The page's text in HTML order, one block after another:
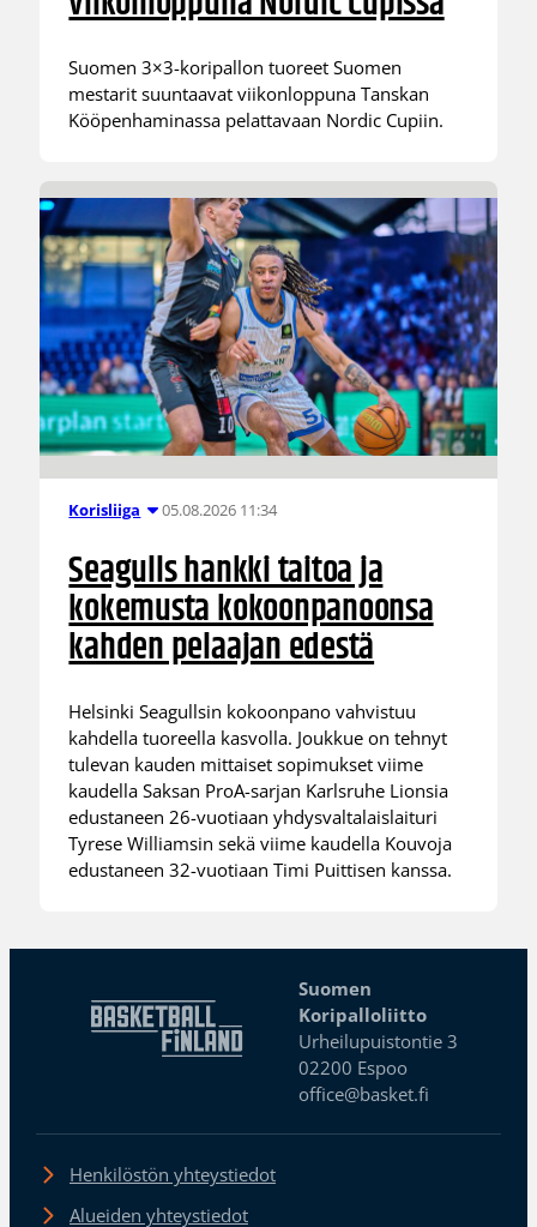
Suomen 3×3-koripallon tuoreet Suomen
mestarit suuntaavat viikonloppuna Tanskan
Kööpenhaminassa pelattavaan Nordic Cupiin.
Korisliiga 05.08.2026 11:34
Seagulls hankki taitoa ja
kokemusta kokoonpanoonsa
kahden pelaajan edestä
Helsinki Seagullsin kokoonpano vahvistuu
kahdella tuoreella kasvolla. Joukkue on tehnyt
tulevan kauden mittaiset sopimukset viime
kaudella Saksan ProA-sarjan Karlsruhe Lionsia
edustaneen 26-vuotiaan yhdysvaltalaislaituri
Tyrese Williamsin sekä viime kaudella Kouvoja
edustaneen 32-vuotiaan Timi Puittisen kanssa.
Suomen
Koripalloliitto
Urheilupuistontie 3
02200 Espoo
office@basket.fi
Henkilöstön yhteystiedot
Alueiden yhteystiedot